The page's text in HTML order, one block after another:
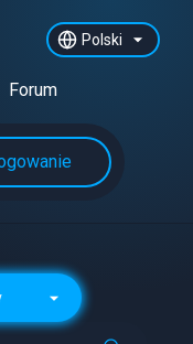
Polski
Forum